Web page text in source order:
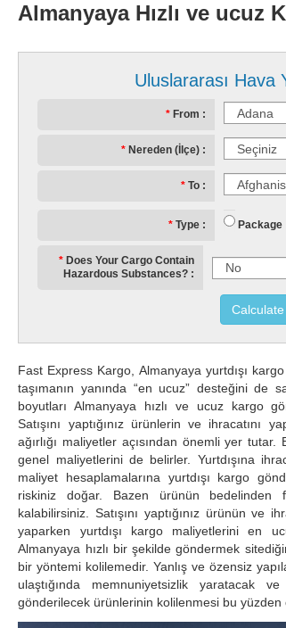
Uluslararası Hava
From
Nereden (İlçe)
To
Type Package
Does Your Cargo Contain
Hazardous Substances?
Almanyaya Hızlı ve ucuz
Fast Express Kargo, Almanyaya yurtdışı
taşımanın yanında “en ucuz” desteğini de
boyutları Almanyaya hızlı ve ucuz kargo
Satışını yaptığınız ürünlerin ve ihracatını
ağırlığı maliyetler açısından önemli yer
genel maliyetlerini de belirler. Yurtdışına
maliyet hesaplamalarına yurtdışı kargo
riskiniz doğar. Bazen ürünün
kalabilirsiniz. Satışını yaptığınız ürünün ve
yaparken yurtdışı kargo maliyetlerini en
Almanyaya hızlı bir şekilde göndermek
bir yöntemi kolilemedir. Yanlış ve özensiz
ulaştığında memnuniyetsizlik yaratacak
gönderilecek ürünlerinin kolilenmesi bu